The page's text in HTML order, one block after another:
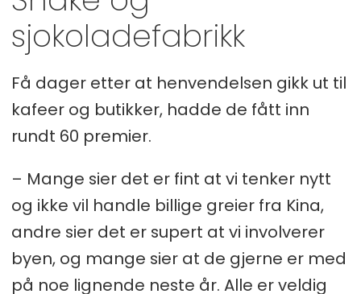
sjokoladefabrikk
Få dager etter at henvendelsen gikk ut til
kafeer og butikker, hadde de fått inn
rundt 60 premier.
– Mange sier det er fint at vi tenker nytt
og ikke vil handle billige greier fra Kina,
andre sier det er supert at vi involverer
byen, og mange sier at de gjerne er med
på noe lignende neste år. Alle er veldig